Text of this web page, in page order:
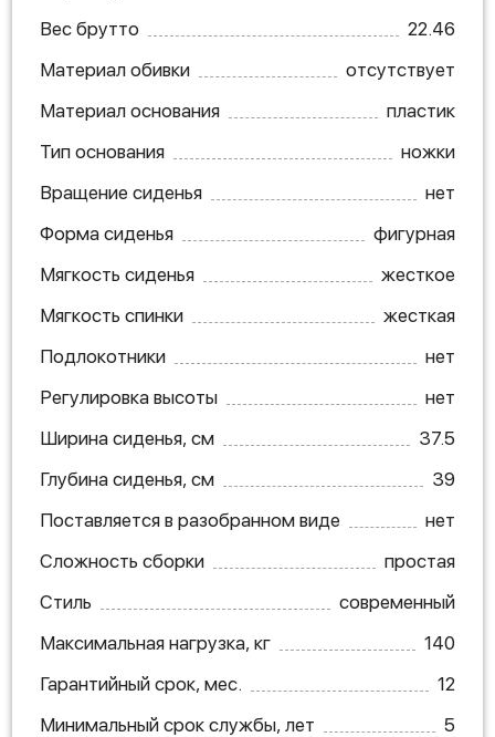
Вес брутто
22.46
Материал обивки
отсутствует
Материал основания
пластик
Тип основания
ножки
Вращение сиденья
нет
Форма сиденья
фигурная
Мягкость сиденья
жесткое
Мягкость спинки
жесткая
Подлокотники
нет
Регулировка высоты
нет
Ширина сиденья, см
37.5
Глубина сиденья, см
39
Поставляется в разобранном виде
нет
Сложность сборки
простая
Стиль
современный
Максимальная нагрузка, кг
140
Гарантийный срок, мес.
12
Минимальный срок службы, лет
5